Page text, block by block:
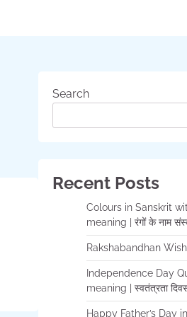
Search
Recent Posts
Colours in Sanskrit
meaning | रंगों के नाम
Rakshabandhan
Independence Day
meaning | स्वतंत्रता
Happy Father’s Day